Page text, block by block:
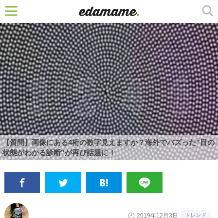
【質問】画像にある4桁の数字見えますか？海外でバズった”目の
状態がわかる診断”が再び話題に！
2019年12月3日 トレンド